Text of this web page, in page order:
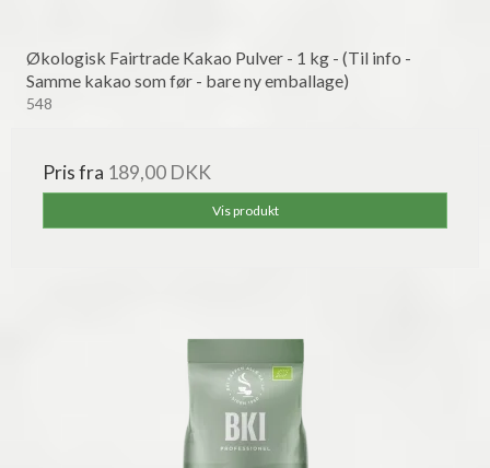
Økologisk Fairtrade Kakao Pulver - 1 kg - (Til info -
Samme kakao som før - bare ny emballage)
548
Pris fra 189,00 DKK
Vis produkt